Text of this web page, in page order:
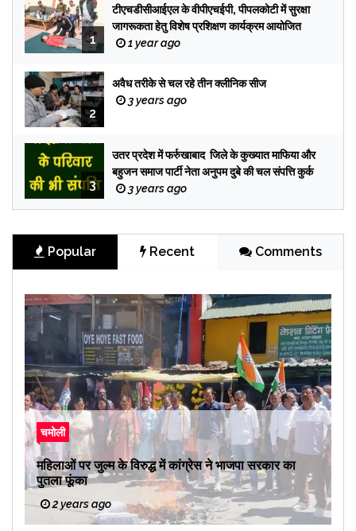
1
टीएचडीसीआईएल के वीपीएचईपी, पीपलकोटी में सुरक्षा
जागरूकता हेतु विशेष प्रशिक्षण कार्यक्रम आयोजित
1 year ago
2
अवैध तरीके से चल रहे तीन क्लीनिक सीज
3 years ago
3
उतर प्रदेश में फर्रुखाबाद जिले के कुख्यात माफिया और
बहुजन समाज पार्टी नेता अनुपम दुबे की चल संपत्ति कुर्क
3 years ago
Popular Recent Comments
चमोली
महिलाओं पर जुल्म के विरुद्ध में कांग्रेस ने भाजपा सरकार का
पुतला फूंका
2 years ago